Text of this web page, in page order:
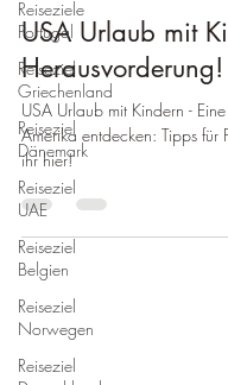
Reiseziele
Portugal
Reiseziel
Griechenland
Reiseziel
Dänemark
Reiseziel
UAE
Reiseziel
Belgien
Reiseziel
Norwegen
Reiseziel
USA Urlaub mit
Herausvorderung!
USA Urlaub mit Kindern -
Amerika entdecken: Tipps für
ihr hier!